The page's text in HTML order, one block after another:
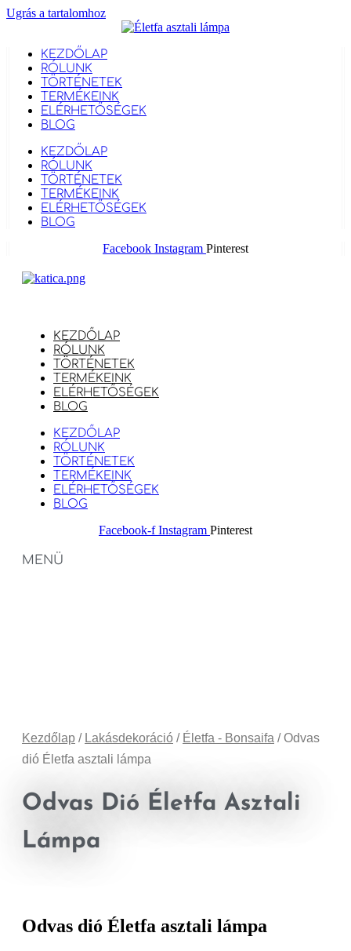
Ugrás a tartalomhoz
KEZDŐLAP
RÓLUNK
TÖRTÉNETEK
TERMÉKEINK
ELÉRHETŐSÉGEK
BLOG
KEZDŐLAP
RÓLUNK
TÖRTÉNETEK
TERMÉKEINK
ELÉRHETŐSÉGEK
BLOG
Facebook Instagram Pinterest
KEZDŐLAP
RÓLUNK
TÖRTÉNETEK
TERMÉKEINK
ELÉRHETŐSÉGEK
BLOG
KEZDŐLAP
RÓLUNK
TÖRTÉNETEK
TERMÉKEINK
ELÉRHETŐSÉGEK
BLOG
Facebook-f Instagram Pinterest
MENÜ
Kezdőlap / Lakásdekoráció / Életfa - Bonsaifa / Odvas
dió Életfa asztali lámpa
Odvas Dió Életfa Asztali
Lámpa
Odvas dió Életfa asztali lámpa